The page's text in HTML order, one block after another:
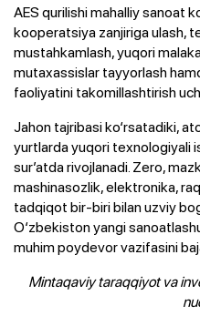
AES qurilishi mahalliy sanoat
kooperatsiya zanjiriga ulash,
mustahkamlash, yuqori
mutaxassislar tayyorlash
faoliyatini takomillashtirish
Jahon tajribasi ko‘rsatadiki,
yurtlarda yuqori texnologiyali
sur’atda rivojlanadi. Zero,
mashinasozlik, elektronika,
tadqiqot bir-biri bilan uzviy
O‘zbekiston yangi
muhim poydevor vazifasini
Mintaqaviy taraqqiyot va